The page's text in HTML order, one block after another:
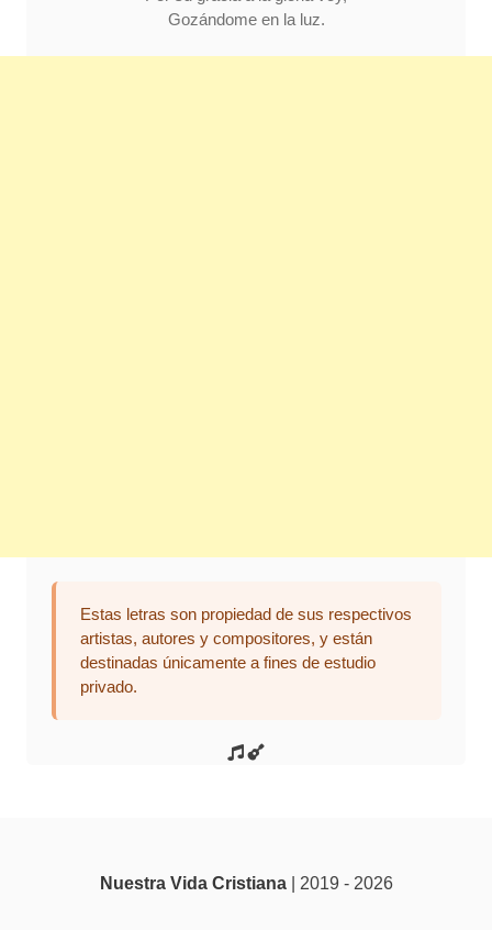
Gozándome en la luz.
Estas letras son propiedad de sus respectivos
artistas, autores y compositores, y están
destinadas únicamente a fines de estudio
privado.
Nuestra Vida Cristiana| 2019 - 2026